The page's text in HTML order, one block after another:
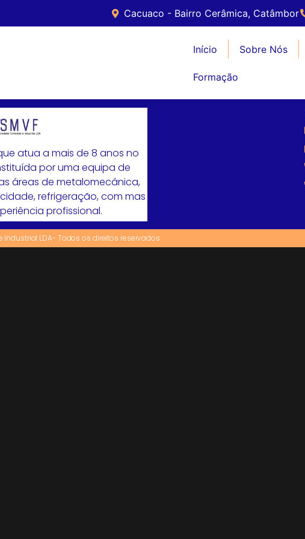
Cacuaco - Bairro Cerâmica, Catâmbor
Início Sobre Nós
Formação
atua a mais de 8 anos no
por uma equipa de
áreas de metalomecânica,
refrigeração, com mas
profissional.
LDA- Todos os direitos reservados